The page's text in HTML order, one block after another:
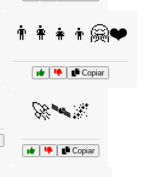
👨‍👩‍👧‍👦🤗❤️
Copiar
🚀🛰️🌌
Copiar